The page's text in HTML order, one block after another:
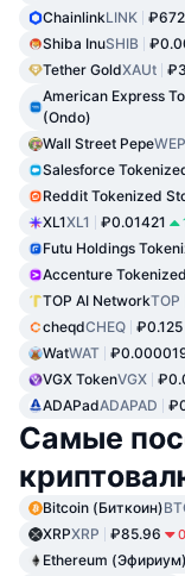
ChainlinkLINK
Shiba InuSHIB
Tether GoldXAUt
American Express
(Ondo)
Wall Street Pepe
Salesforce
Reddit Tokenized
XL1XL1 ₽0.01421
Futu Holdings
Accenture
TOP AI NetworkTOP
cheqdCHEQ ₽0.125
WatWAT
VGX TokenVGX
ADAPadADAPAD
Самые
Bitcoin (Биткоин)
XRPXRP ₽85.96
Ethereum (Эфириум)